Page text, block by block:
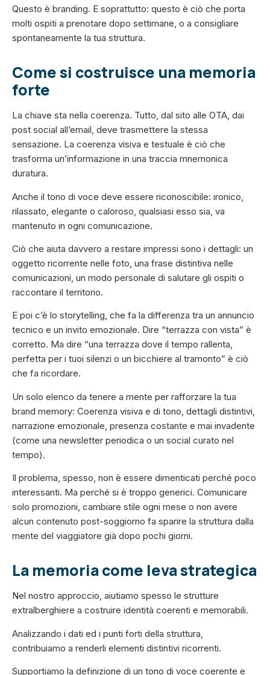
Questo è branding. E soprattutto: questo è ciò che porta
molti ospiti a prenotare dopo settimane, o a consigliare
spontaneamente la tua struttura.
Come si costruisce una memoria
forte
La chiave sta nella coerenza. Tutto, dal sito alle OTA, dai
post social all’email, deve trasmettere la stessa
sensazione. La coerenza visiva e testuale è ciò che
trasforma un’informazione in una traccia mnemonica
duratura.
Anche il tono di voce deve essere riconoscibile: ironico,
rilassato, elegante o caloroso, qualsiasi esso sia, va
mantenuto in ogni comunicazione.
Ciò che aiuta davvero a restare impressi sono i dettagli: un
oggetto ricorrente nelle foto, una frase distintiva nelle
comunicazioni, un modo personale di salutare gli ospiti o
raccontare il territorio.
E poi c’è lo storytelling, che fa la differenza tra un annuncio
tecnico e un invito emozionale. Dire “terrazza con vista” è
corretto. Ma dire “una terrazza dove il tempo rallenta,
perfetta per i tuoi silenzi o un bicchiere al tramonto” è ciò
che fa ricordare.
Un solo elenco da tenere a mente per rafforzare la tua
brand memory: Coerenza visiva e di tono, dettagli distintivi,
narrazione emozionale, presenza costante e mai invadente
(come una newsletter periodica o un social curato nel
tempo).
Il problema, spesso, non è essere dimenticati perché poco
interessanti. Ma perché si è troppo generici. Comunicare
solo promozioni, cambiare stile ogni mese o non avere
alcun contenuto post-soggiorno fa sparire la struttura dalla
mente del viaggiatore già dopo pochi giorni.
La memoria come leva strategica
Nel nostro approccio, aiutiamo spesso le strutture
extralberghiere a costruire identità coerenti e memorabili.
Analizzando i dati ed i punti forti della struttura,
contribuiamo a renderli elementi distintivi ricorrenti.
Supportiamo la definizione di un tono di voce coerente e